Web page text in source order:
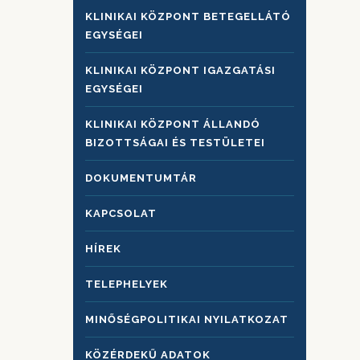
KLINIKAI KÖZPONT BETEGELLÁTÓ
EGYSÉGEI
KLINIKAI KÖZPONT IGAZGATÁSI
EGYSÉGEI
KLINIKAI KÖZPONT ÁLLANDÓ
BIZOTTSÁGAI ÉS TESTÜLETEI
DOKUMENTUMTÁR
KAPCSOLAT
HÍREK
TELEPHELYEK
MINŐSÉGPOLITIKAI NYILATKOZAT
KÖZÉRDEKŰ ADATOK